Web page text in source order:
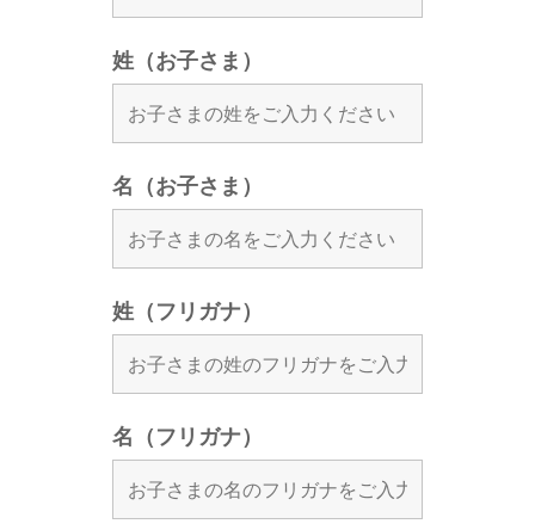
姓（お子さま）
名（お子さま）
姓（フリガナ）
名（フリガナ）